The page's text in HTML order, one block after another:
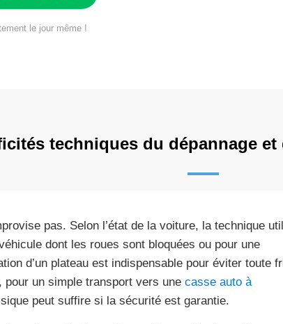
le jour même !
techniques du dépannage
pas. Selon l’état de la voiture, la technique
dont les roues sont bloquées ou pour une
d’un plateau est indispensable pour éviter toute
pour un simple transport vers une casse auto à
peut suffire si la sécurité est garantie.